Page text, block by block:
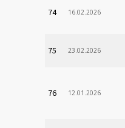
74 16.02.2026
75 23.02.2026
76 12.01.2026